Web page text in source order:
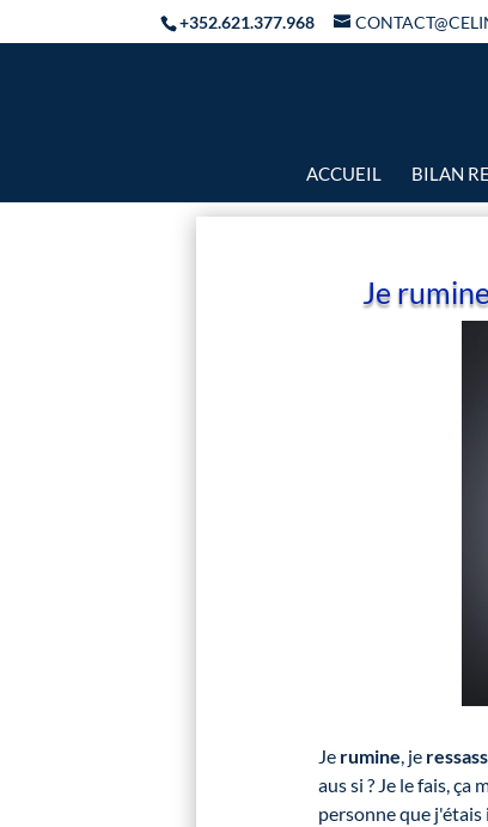
+352.621.377.968
ACCUEIL BILAN
Je
Je rumine, je
aus si ? Je le fais,
personne que j'étais